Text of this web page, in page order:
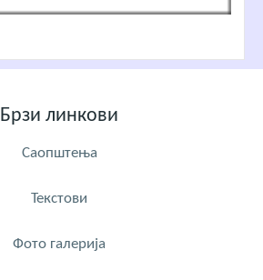
Брзи линкови
Саопштења
Текстови
Фото галерија